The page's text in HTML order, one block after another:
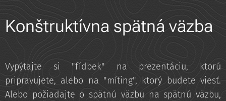
Konštruktívna spätná väzba
Vypýtajte si "fídbek" na prezentáciu, ktorú
pripravujete, alebo na "míting", ktorý budete viesť.
Alebo požiadajte o spätnú väzbu na spätnú väzbu,